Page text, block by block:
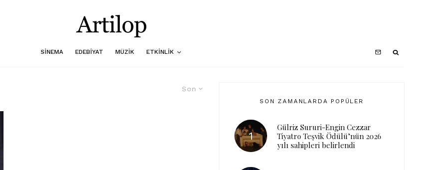
SINEMA EDEBIYAT MÜZIK ETKINLIK
Son
SON ZAMANLARDA POPÜLER
Gülriz Sururi-Engin Cezzar
Tiyatro Teşvik Ödülü’nün 2026
yılı sahipleri belirlendi